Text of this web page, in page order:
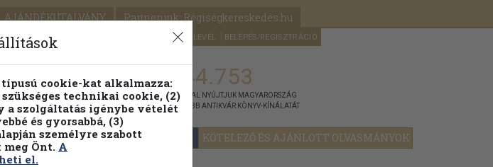
AJÁNDÉKUTALVÁNY Partnerünk: Régiségkereskedés.hu
SEGÍTSÉG HÍRLEVÉL BELÉPÉS/REGISZTRÁCIÓ
FENNTARTHATÓ OLVASMÁNYOK KÖTELEZŐ ÉS AJÁNLOTT OLVASMÁNYOK
Témaköri fa 1.144.753
KIADVÁNNYAL NYÚJTJUK MAGYARORSZÁG
LEGNAGYOBB ANTIKVÁR KÖNYV-KÍNÁLATÁT
cookie-kat alkalmazza:
technikai cookie, (2)
a szolgáltatás igénybe vételét
és gyorsabbá, (3)
személyre szabott
Önt. A
el.